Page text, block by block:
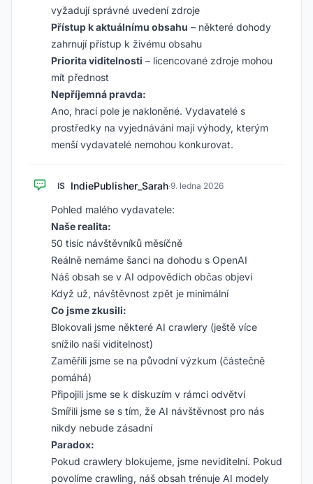
vyžadují správné uvedení zdroje
Přístup k aktuálnímu obsahu – některé dohody
zahrnují přístup k živému obsahu
Priorita viditelnosti – licencované zdroje mohou
mít přednost
Nepříjemná pravda:
Ano, hrací pole je nakloněné. Vydavatelé s
prostředky na vyjednávání mají výhody, kterým
menší vydavatelé nemohou konkurovat.
IS IndiePublisher_Sarah·9. ledna 2026
Pohled malého vydavatele:
Naše realita:
50 tisíc návštěvníků měsíčně
Reálně nemáme šanci na dohodu s OpenAI
Náš obsah se v AI odpovědích občas objeví
Když už, návštěvnost zpět je minimální
Co jsme zkusili:
Blokovali jsme některé AI crawlery (ještě více
snížilo naši viditelnost)
Zaměřili jsme se na původní výzkum (částečně
pomáhá)
Připojili jsme se k diskuzím v rámci odvětví
Smířili jsme se s tím, že AI návštěvnost pro nás
nikdy nebude zásadní
Paradox:
Pokud crawlery blokujeme, jsme neviditelní. Pokud
povolíme crawling, náš obsah trénuje AI modely